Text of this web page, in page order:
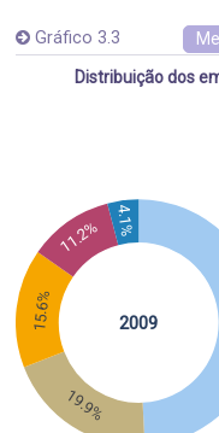
Gráfico 3.3
Distribuição dos
19.9%
15.6%
11.2% 4.1%
2009